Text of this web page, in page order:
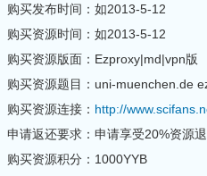
购买发布时间：如2013-5-12
购买资源时间：如2013-5-12
购买资源版面：Ezproxy|md|vpn版
购买资源题目：uni-muenchen.de
购买资源连接： http://
申请返还要求：申请享受20%资源
购买资源积分：1000YYB